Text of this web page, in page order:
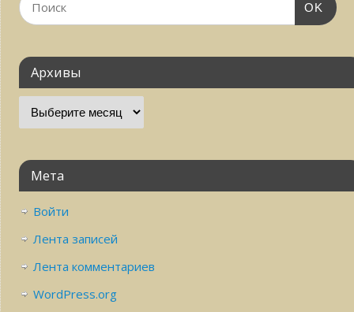
OK
Архивы
Мета
Войти
Лента записей
Лента комментариев
WordPress.org